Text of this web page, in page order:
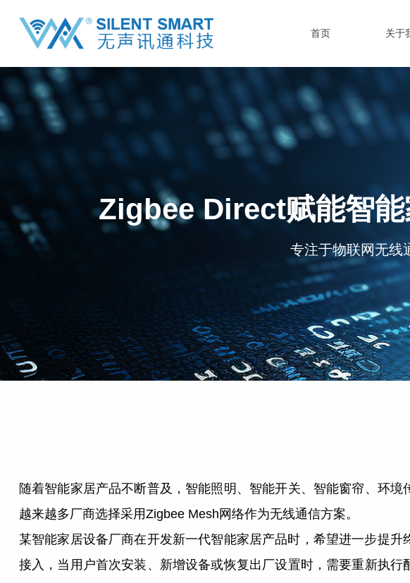
首页 关于
Zigbee Direct赋能智
专注于物联网无线
随着智能家居产品不断普及，智能照明、智能开关、智能窗帘、环
越来越多厂商选择采用Zigbee Mesh网络作为无线通信方案。
某智能家居设备厂商在开发新一代智能家居产品时，希望进一步提
接入，当用户首次安装、新增设备或恢复出厂设置时，需要重新执